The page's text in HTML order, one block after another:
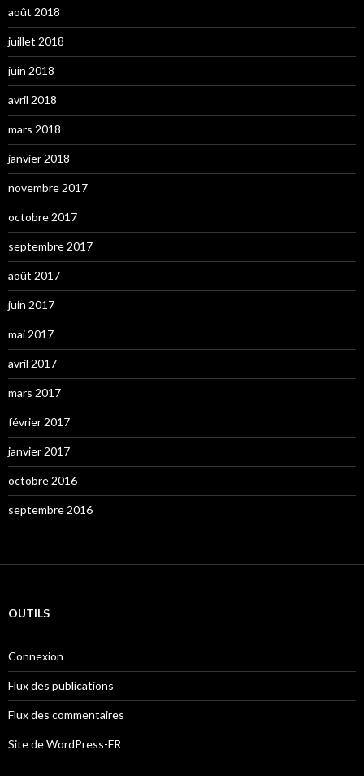
août 2018
juillet 2018
juin 2018
avril 2018
mars 2018
janvier 2018
novembre 2017
octobre 2017
septembre 2017
août 2017
juin 2017
mai 2017
avril 2017
mars 2017
février 2017
janvier 2017
octobre 2016
septembre 2016
OUTILS
Connexion
Flux des publications
Flux des commentaires
Site de WordPress-FR